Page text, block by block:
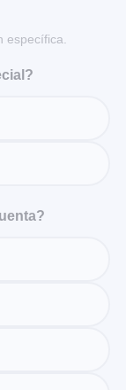
específica.